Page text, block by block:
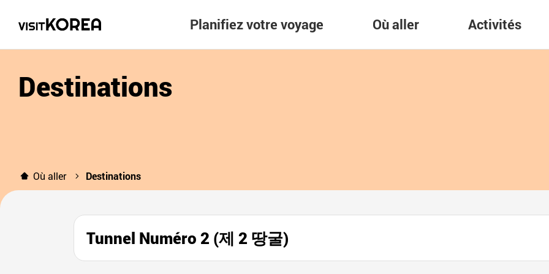
Planifiez votre voyage Où aller Activités
Destinations
Où aller Destinations
Tunnel Numéro 2 (제 2 땅굴)